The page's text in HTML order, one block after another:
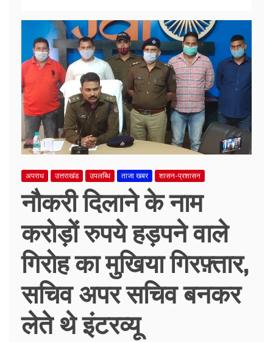
अपराध उत्तराखंड उपलब्धि ताजा खबर शासन-प्रशासन
नौकरी दिलाने के नाम
करोड़ों रुपये हड़पने वाले
गिरोह का मुखिया गिरफ़्तार,
सचिव अपर सचिव बनकर
लेते थे इंटरव्यू